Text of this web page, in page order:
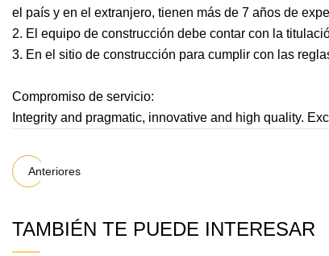
el país y en el extranjero, tienen más de 7 años de
2. El equipo de construcción debe contar con la
3. En el sitio de construcción para cumplir con las
Compromiso de servicio:
Integrity and pragmatic, innovative and high quality.
Anteriores
TAMBIÉN TE PUEDE INTERESAR